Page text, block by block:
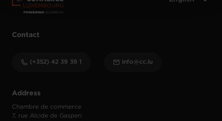
Address
Chambre de commerce
7, rue Alcide de Gasperi
Contact
(+352) 42 39 39 1 info@cc.lu